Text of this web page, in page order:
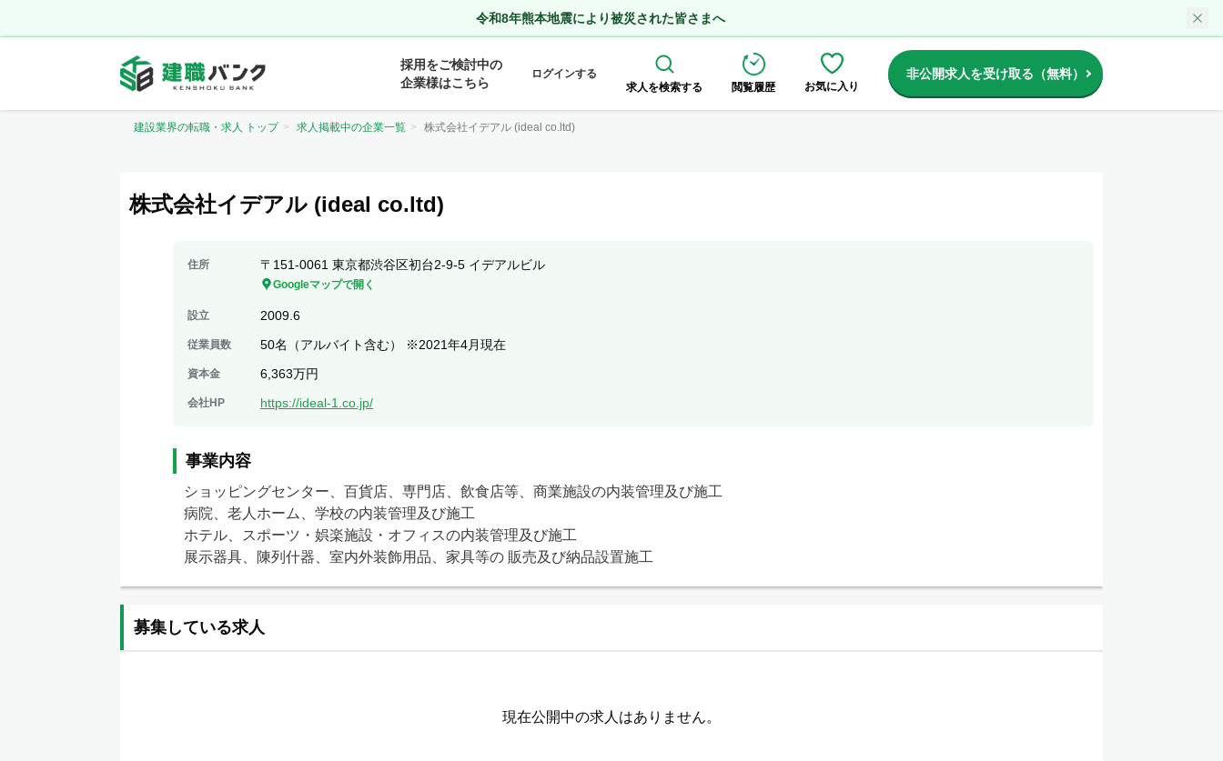
令和8年熊本地震により被災された皆さまへ
採用をご検討中の
企業様はこちら
ログインする
求人を検索する
閲覧履歴 お気に入り
非公開求人を受け取る（無料）
建設業界の転職・求人 トップ 求人掲載中の企業一覧 株式会社イデアル (ideal co.ltd)
株式会社イデアル (ideal co.ltd)
住所 〒151-0061 東京都渋谷区初台2-9-5 イデアルビル
Googleマップで開く
設立 2009.6
従業員数 50名（アルバイト含む） ※2021年4月現在
資本金 6,363万円
会社HP https://ideal-1.co.jp/
事業内容
ショッピングセンター、百貨店、専門店、飲食店等、商業施設の内装管理及び施工
病院、老人ホーム、学校の内装管理及び施工
ホテル、スポーツ・娯楽施設・オフィスの内装管理及び施工
展示器具、陳列什器、室内外装飾用品、家具等の 販売及び納品設置施工
募集している求人
現在公開中の求人はありません。